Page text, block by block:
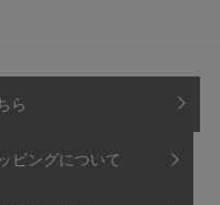
ら
ピングについて